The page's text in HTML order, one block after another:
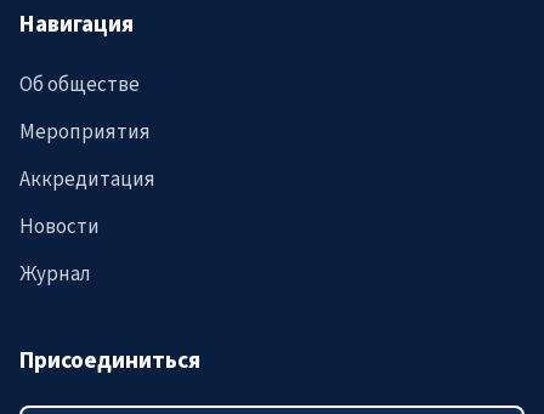
Навигация
Об обществе
Мероприятия
Аккредитация
Новости
Журнал
Присоединиться